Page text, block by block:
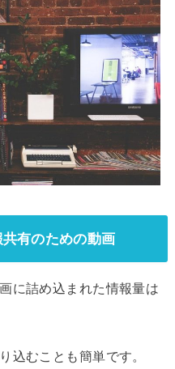
有のための動画
に詰め込まれた情報量は
込むことも簡単です。